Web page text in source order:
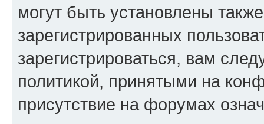
могут быть установлены
зарегистрированных
зарегистрироваться, вам
политикой, принятыми на
присутствие на форумах